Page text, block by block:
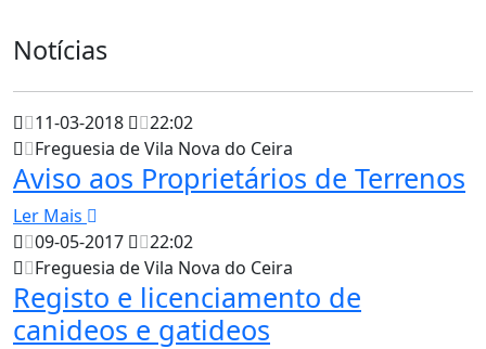
Notícias
11-03-2018
22:02
Freguesia de Vila Nova do Ceira
Aviso aos Proprietários de Terrenos
Ler Mais
09-05-2017
22:02
Freguesia de Vila Nova do Ceira
Registo e licenciamento de
canideos e gatideos